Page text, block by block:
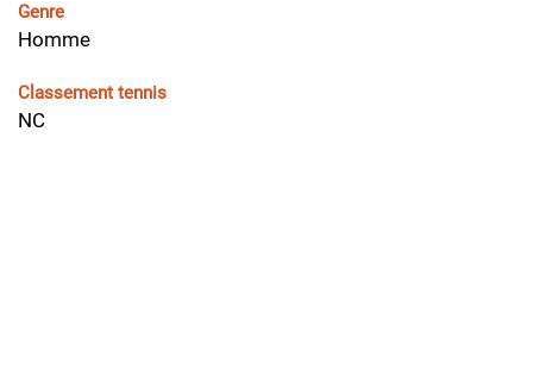
Genre
Homme
Classement tennis
NC